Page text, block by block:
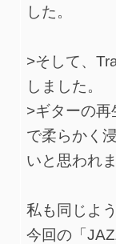
した。
>そして、
しました。
>ギターの
で柔らかく
いと思われ
私も同じよ
今回の「